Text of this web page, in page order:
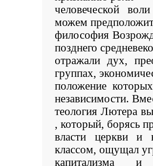
человеческой
можем
философия
позднего
отражали дух,
группах,
положение
независимости.
теология Лютера
, который, борясь
власти церкви и
классом, ощущал
капитализма